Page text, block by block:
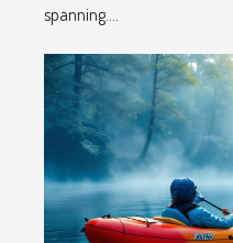
spanning....